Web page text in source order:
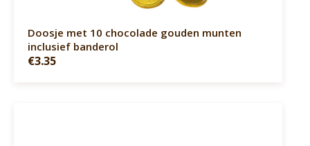
Doosje met 10 chocolade gouden munten
inclusief banderol
€3.35